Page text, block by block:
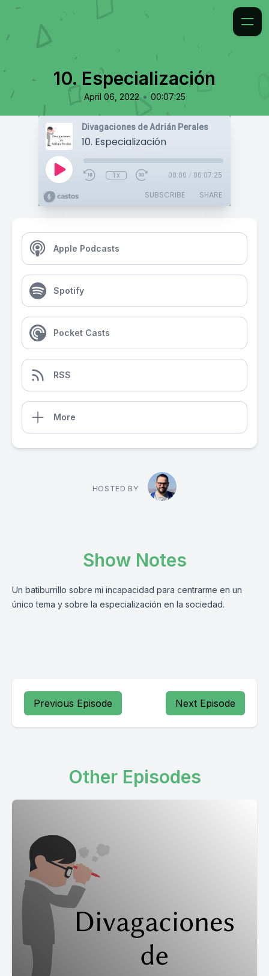
10. Especialización
April 06, 2022 • 00:07:25
Divagaciones de Adrián Perales
10. Especialización
1x 00:00 / 00:07:25
SUBSCRIBE SHARE
Apple Podcasts
Spotify
Pocket Casts
RSS
More
HOSTED BY
Show Notes
Un batiburrillo sobre mi incapacidad para centrarme en un
único tema y sobre la especialización en la sociedad.
Previous Episode Next Episode
Other Episodes